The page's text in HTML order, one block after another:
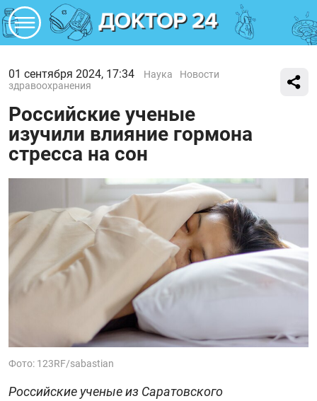
01 сентября 2024, 17:34 Наука
Новости
здравоохранения
Российские ученые
изучили влияние гормона
стресса на сон
Фото: 123RF/sabastian
Российские ученые из Саратовского